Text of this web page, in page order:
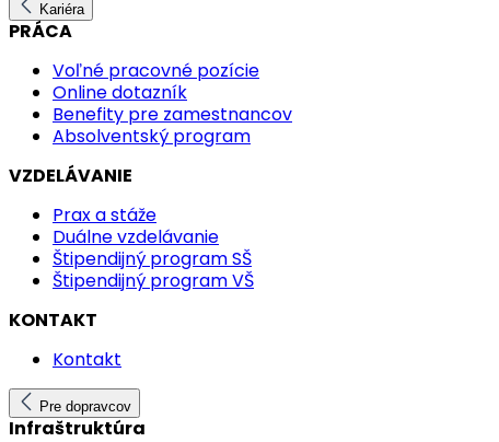
Kariéra
PRÁCA
Voľné pracovné pozície
Online dotazník
Benefity pre zamestnancov
Absolventský program
VZDELÁVANIE
Prax a stáže
Duálne vzdelávanie
Štipendijný program SŠ
Štipendijný program VŠ
KONTAKT
Kontakt
Pre dopravcov
Infraštruktúra